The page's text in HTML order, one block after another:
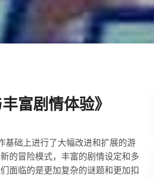
富剧情体验》
基础上进行了大幅改进和扩展的游
的冒险模式，丰富的剧情设定和多
面临的是更加复杂的谜题和更加扣